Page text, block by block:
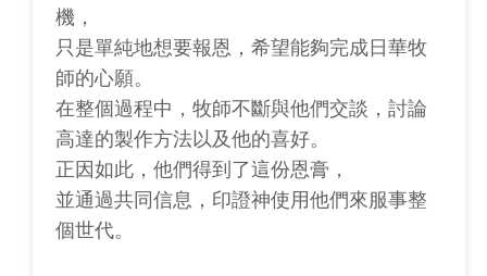
機，
只是單純地想要報恩，希望能夠完成日華牧
師的心願。
在整個過程中，牧師不斷與他們交談，討論
高達的製作方法以及他的喜好。
正因如此，他們得到了這份恩膏，
並通過共同信息，印證神使用他們來服事整
個世代。